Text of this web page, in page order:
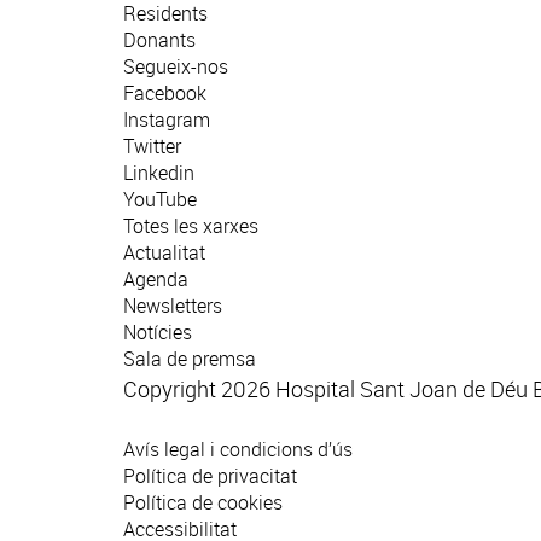
Residents
Donants
Segueix-nos
Facebook
Instagram
Twitter
Linkedin
YouTube
Totes les xarxes
Actualitat
Agenda
Newsletters
Notícies
Sala de premsa
Copyright 2026 Hospital Sant Joan de Déu
Avís legal i condicions d’ús
Política de privacitat
Política de cookies
Accessibilitat